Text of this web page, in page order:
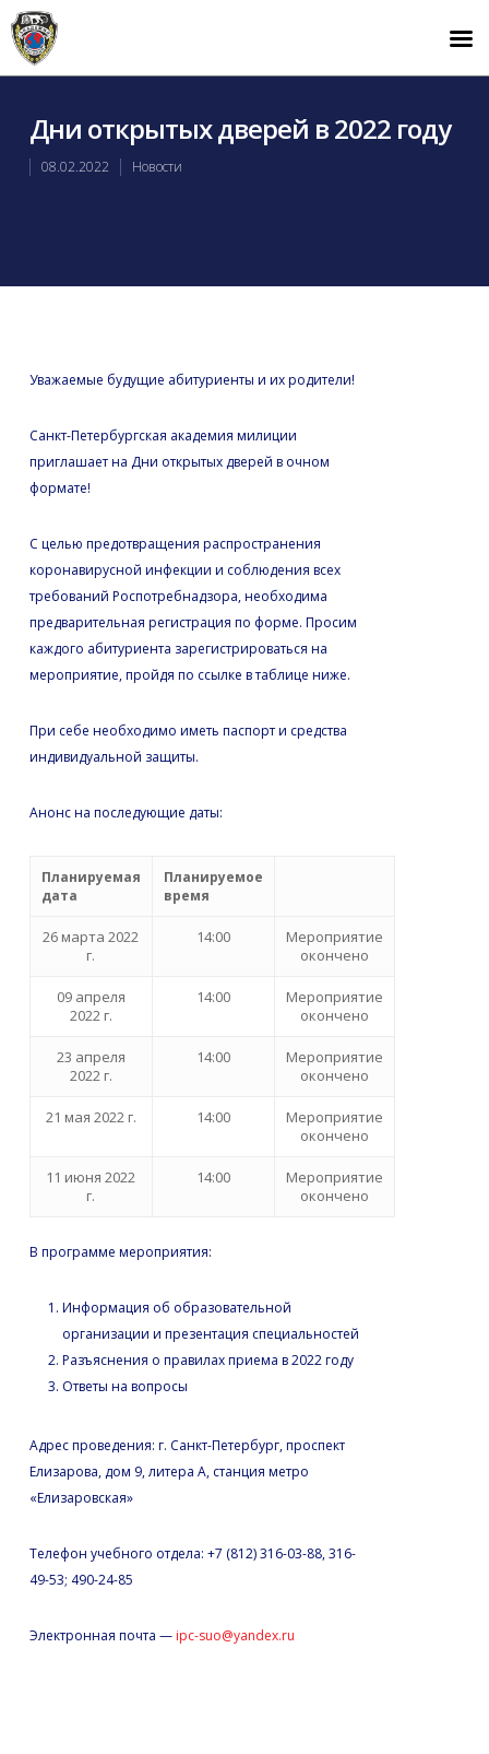
Дни открытых дверей в 2022 году
08.02.2022 Новости
Уважаемые будущие абитуриенты и их родители!
Санкт-Петербургская академия милиции
приглашает на Дни открытых дверей в очном
формате!
С целью предотвращения распространения
коронавирусной инфекции и соблюдения всех
требований Роспотребнадзора, необходима
предварительная регистрация по форме. Просим
каждого абитуриента зарегистрироваться на
мероприятие, пройдя по ссылке в таблице ниже.
При себе необходимо иметь паспорт и средства
индивидуальной защиты.
Анонс на последующие даты:
Планируемая
дата
Планируемое
время
26 марта 2022
г.
14:00
Мероприятие
окончено
09 апреля
2022 г.
14:00
Мероприятие
окончено
23 апреля
2022 г.
14:00
Мероприятие
окончено
21 мая 2022 г. 14:00
Мероприятие
окончено
11 июня 2022
г.
14:00
Мероприятие
окончено
В программе мероприятия:
Информация об образовательной
организации и презентация специальностей
Разъяснения о правилах приема в 2022 году
Ответы на вопросы
Адрес проведения: г. Санкт-Петербург, проспект
Елизарова, дом 9, литера А, станция метро
«Елизаровская»
Телефон учебного отдела: +7 (812) 316-03-88, 316-
49-53; 490-24-85
Электронная почта — ipc-suo@yandex.ru